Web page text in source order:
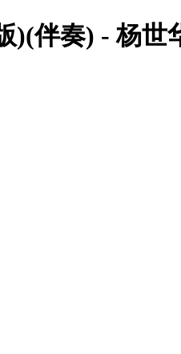
)(伴奏) - 杨世